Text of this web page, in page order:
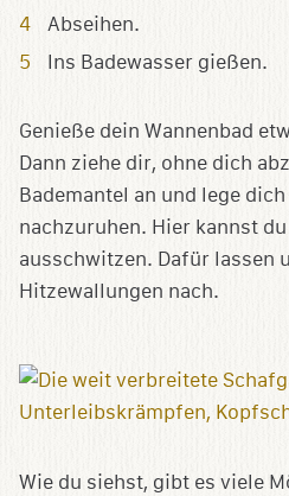
Abseihen.
Ins Badewasser gießen.
Genieße dein Wannenbad
Dann ziehe dir, ohne dich
Bademantel an und lege
nachzuruhen. Hier kannst
ausschwitzen. Dafür lassen
Hitzewallungen nach.
Wie du siehst, gibt es viele